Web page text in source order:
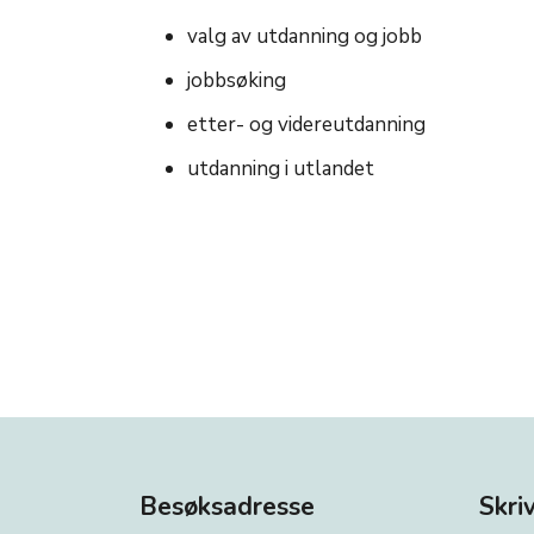
valg av utdanning og jobb
jobbsøking
etter- og videreutdanning
utdanning i utlandet
Besøksadresse